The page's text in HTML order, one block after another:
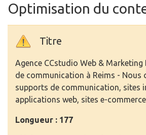
Optimisation du
Titre
Agence CCstudio Web & Marketing
de communication à Reims - Nous
supports de communication, sites
applications web, sites e-commerce
Longueur : 177